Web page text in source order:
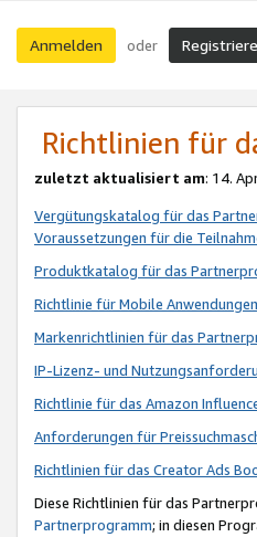
Anmelden oder
Richtlinien für
zuletzt aktualisiert am: 14.
Vergütungskatalog für das
Voraussetzungen für die
Produktkatalog für das
Richtlinie für Mobile
Markenrichtlinien für das
IP-Lizenz- und
Richtlinie für das Amazon
Anforderungen für
Richtlinien für das Creator Ads
Diese Richtlinien für das
Partnerprogramm; in diesen